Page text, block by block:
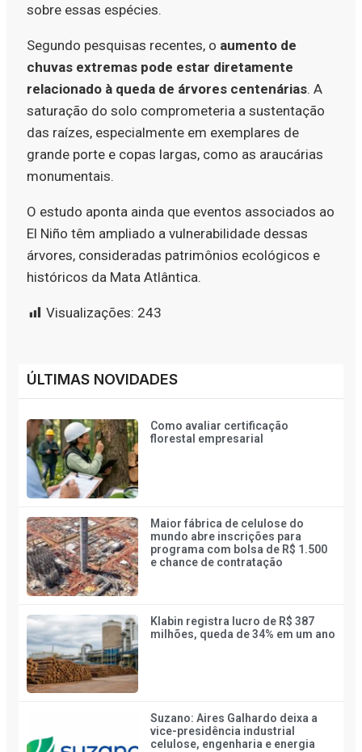
sobre essas espécies.
Segundo pesquisas recentes, o aumento de
chuvas extremas pode estar diretamente
relacionado à queda de árvores centenárias. A
saturação do solo comprometeria a sustentação
das raízes, especialmente em exemplares de
grande porte e copas largas, como as araucárias
monumentais.
O estudo aponta ainda que eventos associados ao
El Niño têm ampliado a vulnerabilidade dessas
árvores, consideradas patrimônios ecológicos e
históricos da Mata Atlântica.
Visualizações: 243
ÚLTIMAS NOVIDADES
Como avaliar certificação
florestal empresarial
Maior fábrica de celulose do
mundo abre inscrições para
programa com bolsa de R$ 1.500
e chance de contratação
Klabin registra lucro de R$ 387
milhões, queda de 34% em um ano
Suzano: Aires Galhardo deixa a
vice-presidência industrial
celulose, engenharia e energia